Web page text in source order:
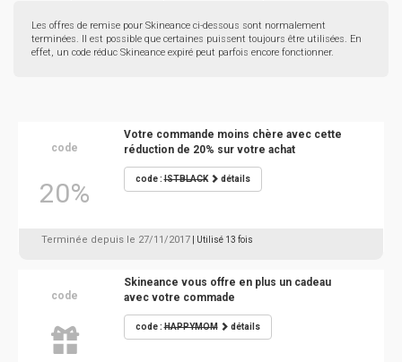
Les offres de remise pour Skineance ci-dessous sont normalement
terminées. Il est possible que certaines puissent toujours être utilisées. En
effet, un code réduc Skineance expiré peut parfois encore fonctionner.
code
20%
Votre commande moins chère avec cette
réduction de 20% sur votre achat
code :ISTBLACK détails
Terminée depuis le 27/11/2017 | Utilisé 13 fois
code
Skineance vous offre en plus un cadeau
avec votre commade
code :HAPPYMOM détails